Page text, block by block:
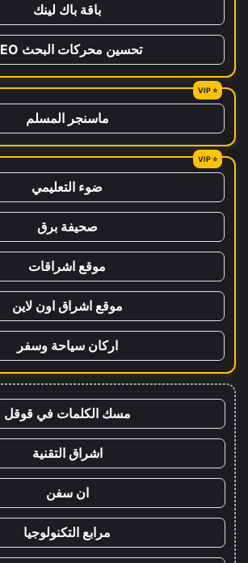
باقة باك لينك
تحسين محركات البحث SEO
ماسنجر المسلم
ضوء التعليمي
صحيفة برق
موقع اشراقات
موقع اشراق اون لاين
اركان سياحة وسفر
مسك الكلمات في قوقل
اشراق التقنية
ان سفن
مرابع التكنولوجيا